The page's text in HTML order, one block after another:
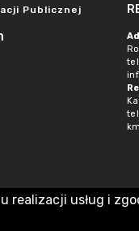
Publicznej
realizacji usług i